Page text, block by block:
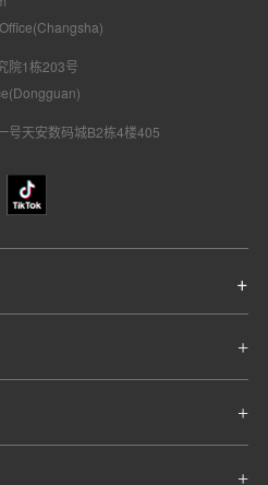
院1栋203号
号天安数码城B2栋4楼405